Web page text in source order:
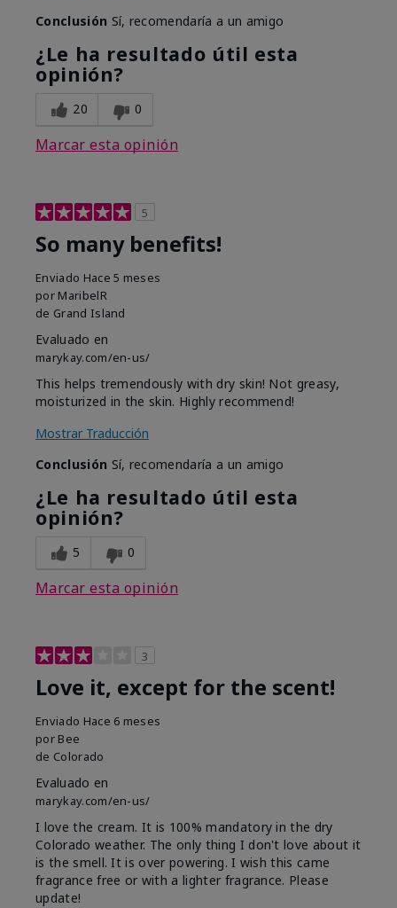
Conclusión Sí, recomendaría a un amigo
¿Le ha resultado útil esta
opinión?
20 0
Marcar esta opinión
5
So many benefits!
Enviado Hace 5 meses
por MaribelR
de Grand Island
Evaluado en
marykay.com/en-us/
This helps tremendously with dry skin! Not greasy,
moisturized in the skin. Highly recommend!
Mostrar Traducción
Conclusión Sí, recomendaría a un amigo
¿Le ha resultado útil esta
opinión?
5 0
Marcar esta opinión
3
Love it, except for the scent!
Enviado Hace 6 meses
por Bee
de Colorado
Evaluado en
marykay.com/en-us/
I love the cream. It is 100% mandatory in the dry
Colorado weather. The only thing I don't love about it
is the smell. It is over powering. I wish this came
fragrance free or with a lighter fragrance. Please
update!